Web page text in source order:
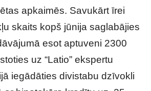
apkaimēs. Savukārt īrei
skaits kopš jūnija saglabājies
esot aptuveni 2300
uz “Latio” ekspertu
iegādāties divistabu dzīvokli